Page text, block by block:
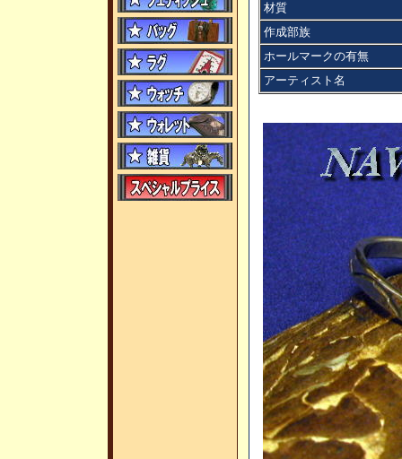
材質
作成部族
ホールマークの有無
アーティスト名